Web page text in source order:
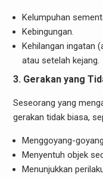
Kelumpuhan
Kebingungan.
Kehilangan ingatan
atau setelah kejang.
3. Gerakan yang
Seseorang yang
gerakan tidak biasa,
Menggoyang-
Menyentuh objek
Menunjukkan